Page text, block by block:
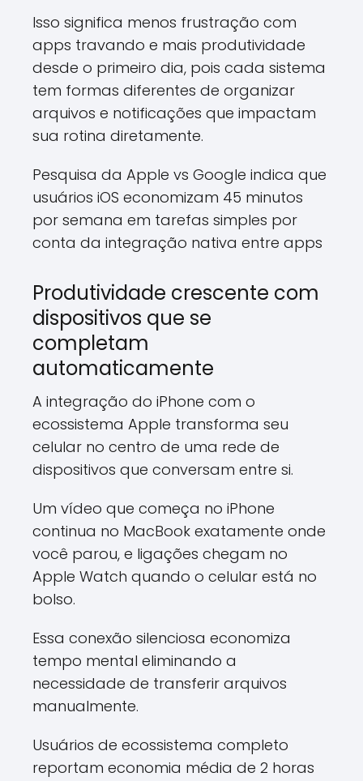
Isso significa menos frustração com
apps travando e mais produtividade
desde o primeiro dia, pois cada sistema
tem formas diferentes de organizar
arquivos e notificações que impactam
sua rotina diretamente.
Pesquisa da Apple vs Google indica que
usuários iOS economizam 45 minutos
por semana em tarefas simples por
conta da integração nativa entre apps
Produtividade crescente com
dispositivos que se
completam
automaticamente
A integração do iPhone com o
ecossistema Apple transforma seu
celular no centro de uma rede de
dispositivos que conversam entre si.
Um vídeo que começa no iPhone
continua no MacBook exatamente onde
você parou, e ligações chegam no
Apple Watch quando o celular está no
bolso.
Essa conexão silenciosa economiza
tempo mental eliminando a
necessidade de transferir arquivos
manualmente.
Usuários de ecossistema completo
reportam economia média de 2 horas